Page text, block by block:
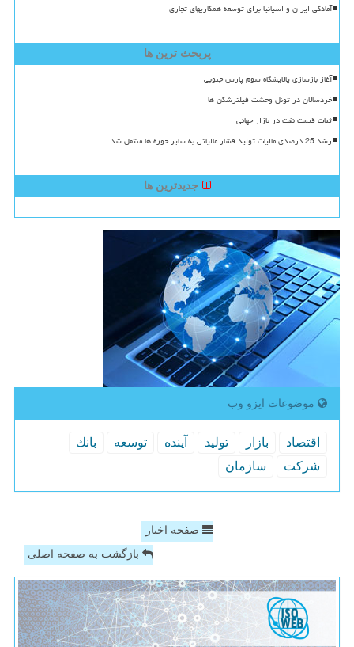
آمادگی ایران و اسپانیا برای توسعه همکاریهای تجاری
پربحث ترین ها
آغاز بازسازی پالایشگاه سوم پارس جنوبی
خردسالان در تونل وحشت فیلترشکن ها
ثبات قیمت نفت در بازار جهانی
رشد 25 درصدی مالیات تولید فشار مالیاتی به سایر حوزه ها منتقل شد
جدیدترین ها
موضوعات ایزو وب
اقتصاد بازار تولید آینده توسعه
بانك
شركت
سازمان
صفحه اخبار
بازگشت به صفحه اصلی